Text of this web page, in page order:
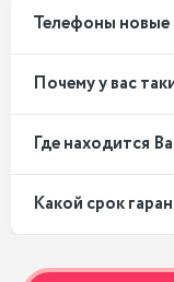
Телефоны новые
Почему у вас
Где находится
Какой срок